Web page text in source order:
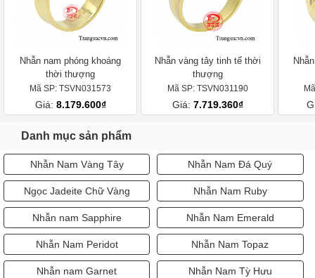
Nhẫn nam phóng khoáng
thời thượng
Mã SP: TSVN031573
Giá: 8.179.600₫
Nhẫn vàng tây tinh tế thời
thượng
Mã SP: TSVN031190
Giá: 7.719.360₫
Danh mục sản phẩm
Nhẫn Nam Vàng Tây Nhẫn Nam Đá Quý
Ngọc Jadeite Chữ Vàng Nhẫn Nam Ruby
Nhẫn nam Sapphire Nhẫn Nam Emerald
Nhẫn Nam Peridot Nhẫn Nam Topaz
Nhẫn nam Garnet Nhẫn Nam Tỳ Hưu